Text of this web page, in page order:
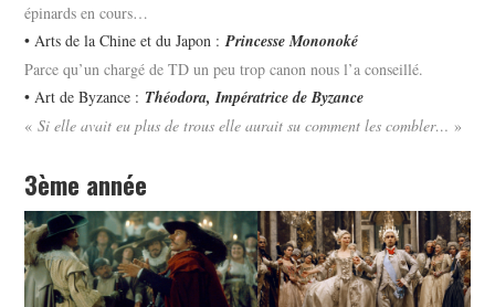
épinards en cours…
• Arts de la Chine et du Japon :Princesse Mononoké
Parce qu’un chargé de TD un peu trop canon nous l’a conseillé.
• Art de Byzance : Théodora, Impératrice de Byzance
« Si elle avait eu plus de trous elle aurait su comment les combler… »
3ème année